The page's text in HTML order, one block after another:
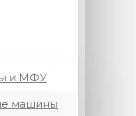
и МФУ
машины